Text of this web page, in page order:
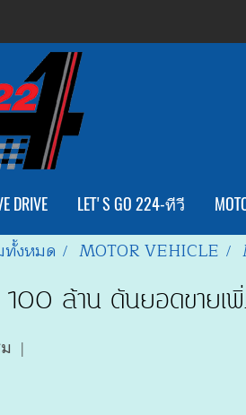
DRIVE LET'S GO 224-ทีวี
ทั้งหมด MOTOR VEHICLE
100 ล้าน ดันยอดขายเ
|